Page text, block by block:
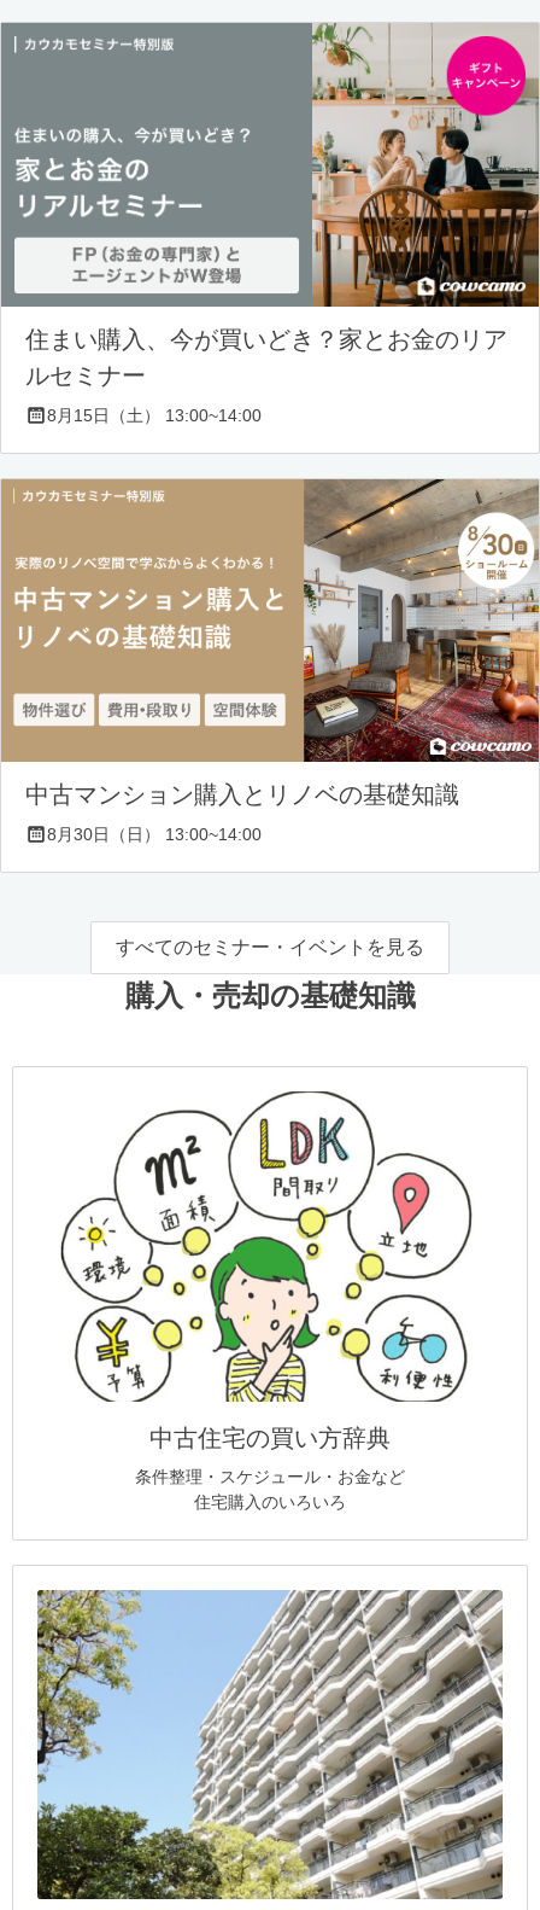
住まい購入、今が買いどき？家とお金のリア
ルセミナー
8月15日（土） 13:00~14:00
中古マンション購入とリノベの基礎知識
8月30日（日） 13:00~14:00
すべてのセミナー・イベントを見る
購入・売却の基礎知識
中古住宅の買い方辞典
条件整理・スケジュール・お金など
住宅購入のいろいろ